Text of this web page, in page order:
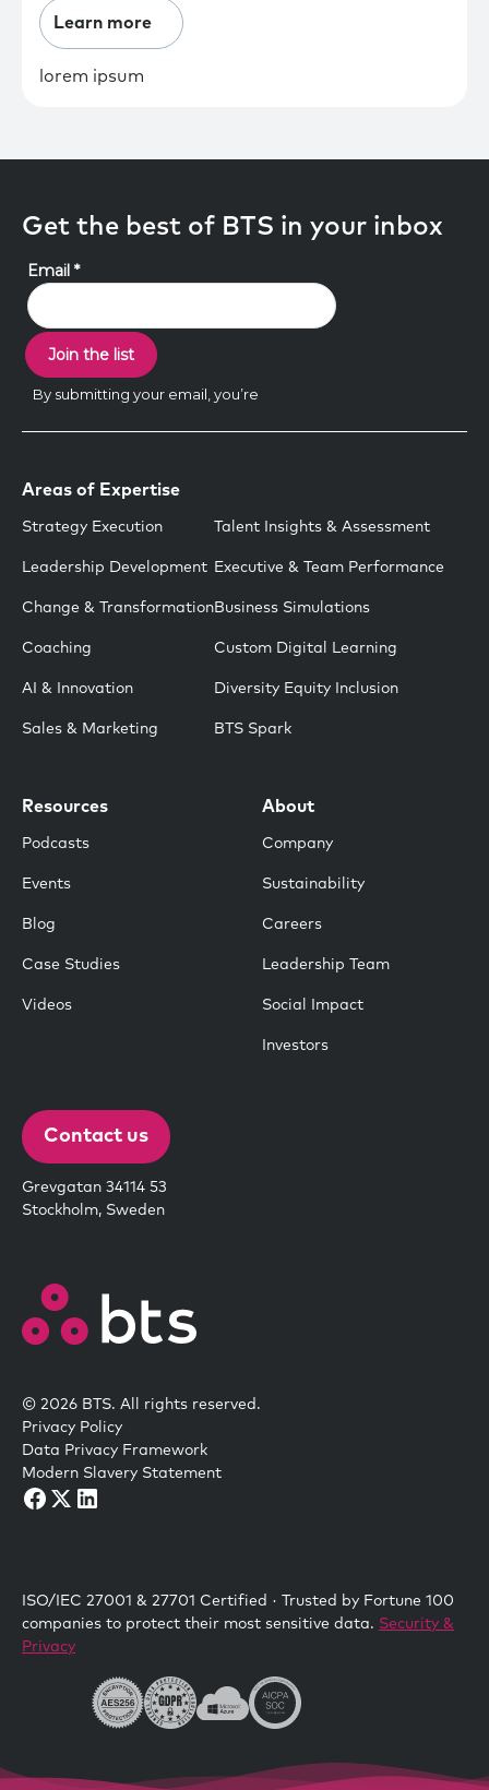
Learn more
lorem ipsum
Get the best of BTS in your inbox
Areas of Expertise
Strategy Execution
Leadership Development
Change & Transformation
Coaching
AI & Innovation
Sales & Marketing
Talent Insights & Assessment
Executive & Team Performance
Business Simulations
Custom Digital Learning
Diversity Equity Inclusion
BTS Spark
Resources
Podcasts
Events
Blog
Case Studies
Videos
About
Company
Sustainability
Careers
Leadership Team
Social Impact
Investors
Contact us
Grevgatan 34114 53
Stockholm, Sweden
© 2026 BTS. All rights reserved.
Privacy Policy
Data Privacy Framework
Modern Slavery Statement
ISO/IEC 27001 & 27701 Certified · Trusted by Fortune 100
companies to protect their most sensitive data. Security &
Privacy